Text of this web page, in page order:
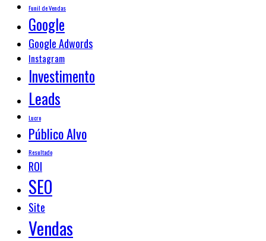
Funil de Vendas
Google
Google Adwords
Instagram
Investimento
Leads
Lucro
Público Alvo
Resultado
ROI
SEO
Site
Vendas